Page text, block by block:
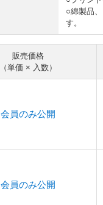
○綿製品
す。
販売価格
（単価 × 入数）
会員のみ公開
会員のみ公開